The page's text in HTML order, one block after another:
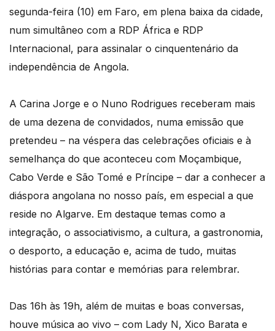
segunda-feira (10) em Faro, em plena baixa da cidade,
num simultâneo com a RDP África e RDP
Internacional, para assinalar o cinquentenário da
independência de Angola.
A Carina Jorge e o Nuno Rodrigues receberam mais
de uma dezena de convidados, numa emissão que
pretendeu – na véspera das celebrações oficiais e à
semelhança do que aconteceu com Moçambique,
Cabo Verde e São Tomé e Príncipe – dar a conhecer a
diáspora angolana no nosso país, em especial a que
reside no Algarve. Em destaque temas como a
integração, o associativismo, a cultura, a gastronomia,
o desporto, a educação e, acima de tudo, muitas
histórias para contar e memórias para relembrar.
Das 16h às 19h, além de muitas e boas conversas,
houve música ao vivo – com Lady N, Xico Barata e